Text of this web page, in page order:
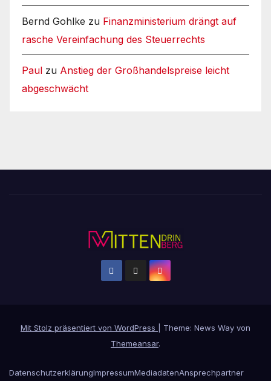
Bernd Gohlke zu Finanzministerium drängt auf
rasche Vereinfachung des Steuerrechts
Paul zu Anstieg der Großhandelspreise leicht
abgeschwächt
Mit Stolz präsentiert von WordPress
Theme: News Way von
Themeansar.
DatenschutzerklärungImpressumMediadatenAnsprechpartner